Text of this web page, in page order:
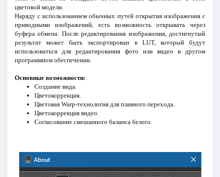
цветовой модели.
Наряду с использованием обычных путей открытия изображения с
приводными изображений, есть возможность открывать через
буфера обмена. После редактирования изображения, достигнутый
результат может быть экспортирован в LUT, который будут
использоваться для редактирования фото или видео в другом
программном обеспечении.
Основные возможности:
Создание вида.
Цветокоррекция.
Цветовая Warp-технология для плавного перехода.
Цветокоррекция видео.
Согласование смешанного баланса белого.